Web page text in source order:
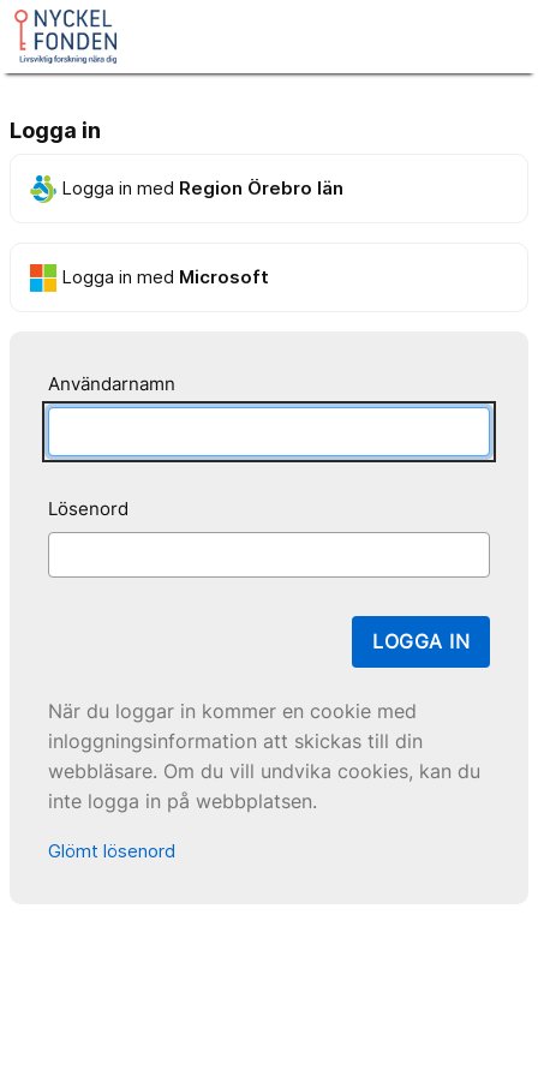
Logga in
Logga in med Region Örebro län
Logga in med Microsoft
Användarnamn
Lösenord
LOGGA IN
När du loggar in kommer en cookie med
inloggningsinformation att skickas till din
webbläsare. Om du vill undvika cookies, kan du
inte logga in på webbplatsen.
Glömt lösenord